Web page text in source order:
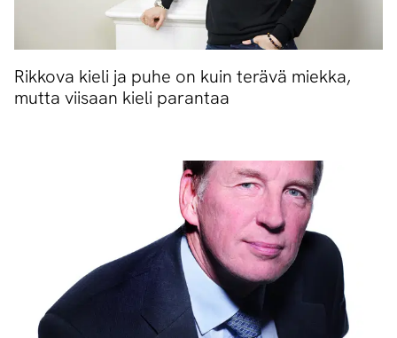
Rikkova kieli ja puhe on kuin terävä miekka,
mutta viisaan kieli parantaa